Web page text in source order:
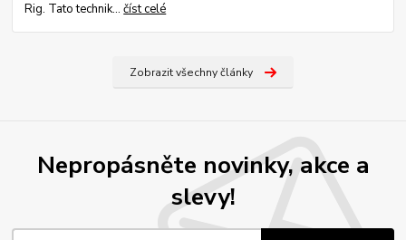
Rig. Tato technik...číst celé
Zobrazit všechny články
Nepropásněte novinky, akce a
slevy!